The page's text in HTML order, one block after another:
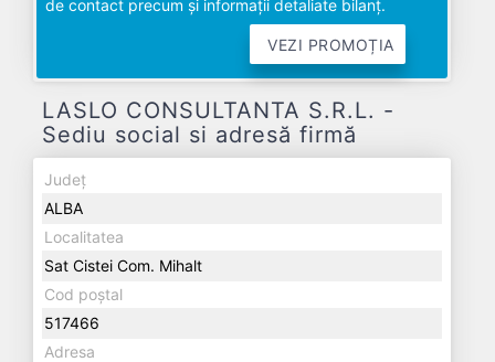
de contact precum și informații detaliate bilanț.
VEZI PROMOȚIA
LASLO CONSULTANTA S.R.L. -
Sediu social si adresă firmă
Județ
ALBA
Localitatea
Sat Cistei Com. Mihalt
Cod poștal
517466
Adresa